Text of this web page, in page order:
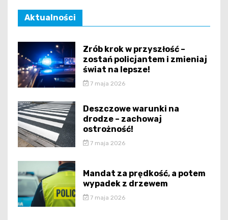
Aktualności
Zrób krok w przyszłość –
zostań policjantem i zmieniaj
świat na lepsze!
7 maja 2026
Deszczowe warunki na
drodze – zachowaj
ostrożność!
7 maja 2026
Mandat za prędkość, a potem
wypadek z drzewem
7 maja 2026